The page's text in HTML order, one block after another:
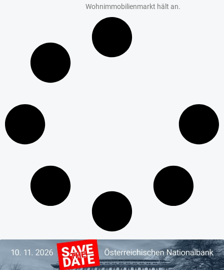
Wohnimmobilienmarkt hält an.